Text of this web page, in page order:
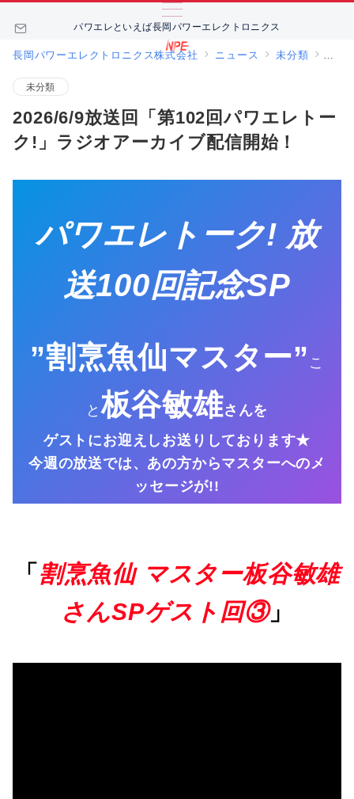
パワエレといえば長岡パワーエレクトロニクス
長岡パワーエレクトロニクス株式会社 ニュース 未分類
未分類
2026/6/9放送回「第102回パワエレトー
ク!」ラジオアーカイブ配信開始！
パワエレトーク! 放
送100回記念SP
”割烹魚仙マスター” こ
と板谷敏雄さんを
ゲストにお迎えしお送りしております★
今週の放送では、あの方からマスターへのメ
ッセージが!!
「 割烹魚仙 マスター板谷敏雄
さんSPゲスト回③」